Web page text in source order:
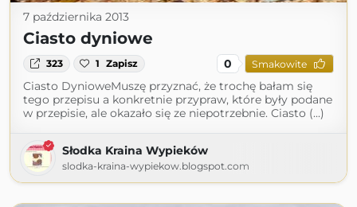
7 października 2013
Ciasto dyniowe
323 1 Zapisz 0 Smakowite
Ciasto DynioweMuszę przyznać, że trochę bałam się
tego przepisu a konkretnie przypraw, które były podane
w przepisie, ale okazało się ze niepotrzebnie. Ciasto (...)
Słodka Kraina Wypieków
slodka-kraina-wypiekow.blogspot.com